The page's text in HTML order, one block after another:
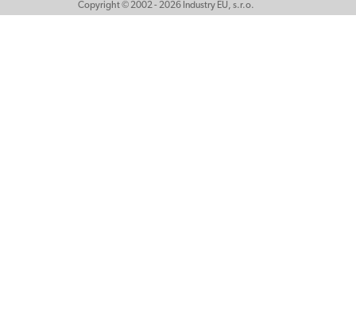
Copyright © 2002 - 2026 Industry EU, s.r.o.